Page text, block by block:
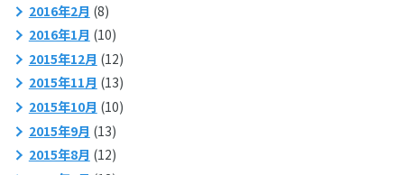
2016年2月 (8)
2016年1月 (10)
2015年12月 (12)
2015年11月 (13)
2015年10月 (10)
2015年9月 (13)
2015年8月 (12)